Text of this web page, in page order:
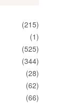
(215)
(1)
(525)
(344)
(28)
(62)
(66)